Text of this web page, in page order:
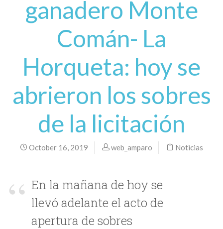
ganadero Monte
Comán- La
Horqueta: hoy se
abrieron los sobres
de la licitación
October 16, 2019 web_amparo Noticias
En la mañana de hoy se
llevó adelante el acto de
apertura de sobres